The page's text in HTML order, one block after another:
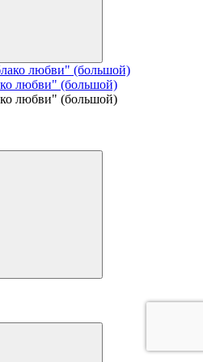
любви" (большой)
любви" (большой)